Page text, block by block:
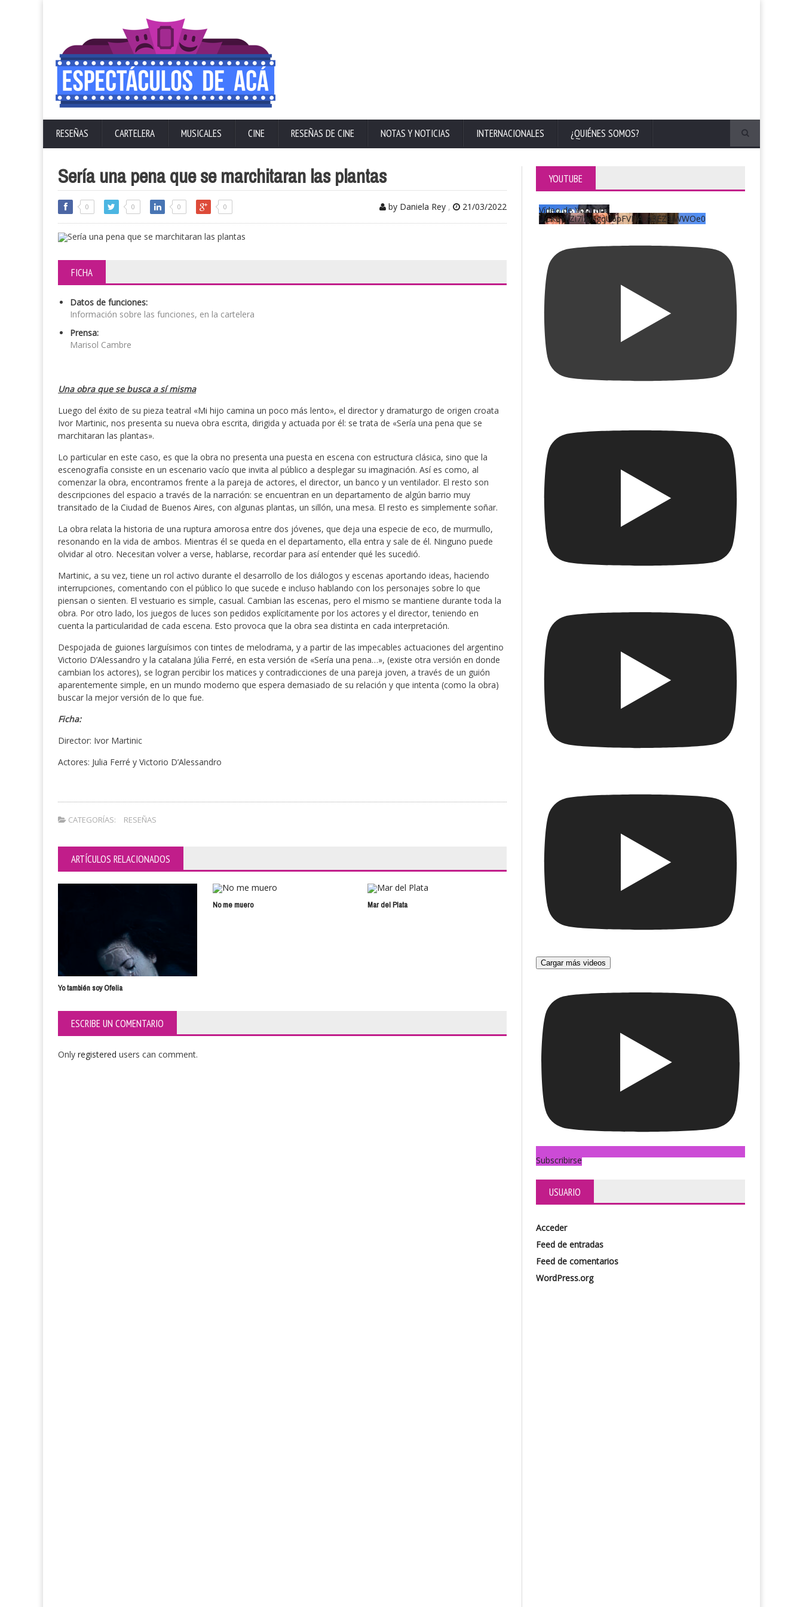
RESEÑAS CARTELERA MUSICALES CINE RESEÑAS DE CINE NOTAS Y NOTICIAS INTERNACIONALES ¿QUIÉNES SOMOS?
Sería una pena que se marchitaran las plantas
0 0 0 0 by Daniela Rey , 21/03/2022
FICHA
Datos de funciones:
Información sobre las funciones, en la cartelera
Prensa:
Marisol Cambre
Una obra que se busca a sí misma
Luego del éxito de su pieza teatral «Mi hijo camina un poco más lento», el director y dramaturgo de origen croata
Ivor Martinic, nos presenta su nueva obra escrita, dirigida y actuada por él: se trata de «Sería una pena que se
marchitaran las plantas».
Lo particular en este caso, es que la obra no presenta una puesta en escena con estructura clásica, sino que la
escenografía consiste en un escenario vacío que invita al público a desplegar su imaginación. Así es como, al
comenzar la obra, encontramos frente a la pareja de actores, el director, un banco y un ventilador. El resto son
descripciones del espacio a través de la narración: se encuentran en un departamento de algún barrio muy
transitado de la Ciudad de Buenos Aires, con algunas plantas, un sillón, una mesa. El resto es simplemente soñar.
La obra relata la historia de una ruptura amorosa entre dos jóvenes, que deja una especie de eco, de murmullo,
resonando en la vida de ambos. Mientras él se queda en el departamento, ella entra y sale de él. Ninguno puede
olvidar al otro. Necesitan volver a verse, hablarse, recordar para así entender qué les sucedió.
Martinic, a su vez, tiene un rol activo durante el desarrollo de los diálogos y escenas aportando ideas, haciendo
interrupciones, comentando con el público lo que sucede e incluso hablando con los personajes sobre lo que
piensan o sienten. El vestuario es simple, casual. Cambian las escenas, pero el mismo se mantiene durante toda la
obra. Por otro lado, los juegos de luces son pedidos explícitamente por los actores y el director, teniendo en
cuenta la particularidad de cada escena. Esto provoca que la obra sea distinta en cada interpretación.
Despojada de guiones larguísimos con tintes de melodrama, y a partir de las impecables actuaciones del argentino
Victorio D’Alessandro y la catalana Júlia Ferré, en esta versión de «Sería una pena…», (existe otra versión en donde
cambian los actores), se logran percibir los matices y contradicciones de una pareja joven, a través de un guión
aparentemente simple, en un mundo moderno que espera demasiado de su relación y que intenta (como la obra)
buscar la mejor versión de lo que fue.
Ficha:
Director: Ivor Martinic
Actores: Julia Ferré y Victorio D’Alessandro
CATEGORÍAS: RESEÑAS
ARTÍCULOS RELACIONADOS
Yo también soy Ofelia
No me muero Mar del Plata Noche corta Doña Disparate y Bambuco
ESCRIBE UN COMENTARIO
Only registered users can comment.
YOUTUBE
Vídeo de YouTube
UCKqYjiZi7lzy6gqU6pFVFiA_A3EZ9JWWOe0
Cargar más videos
Subscribirse
USUARIO
Acceder
Feed de entradas
Feed de comentarios
WordPress.org